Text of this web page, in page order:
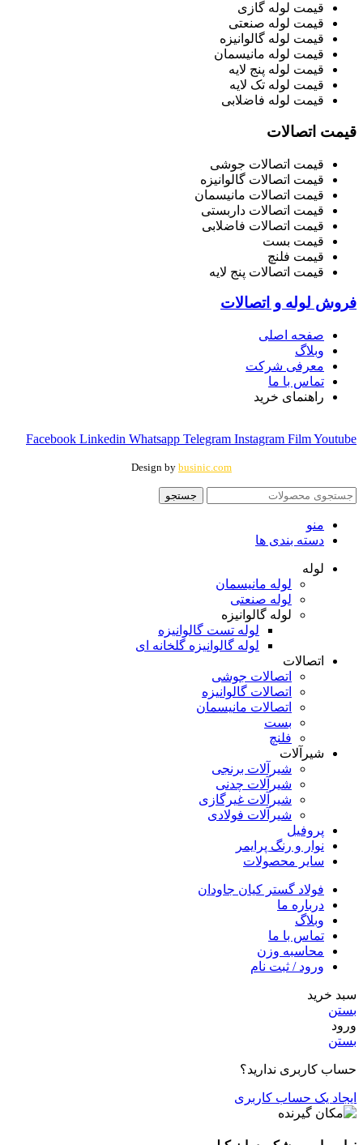
قیمت لوله گازی
قیمت لوله صنعتی
قیمت لوله گالوانیزه
قیمت لوله مانیسمان
قیمت لوله پنج لایه
قیمت لوله تک لایه
قیمت لوله فاضلابی
قیمت اتصالات
قیمت اتصالات جوشی
قیمت اتصالات گالوانیزه
قیمت اتصالات مانیسمان
قیمت اتصالات داربستی
قیمت اتصالات فاضلابی
قیمت بست
قیمت فلنچ
قیمت اتصالات پنج لایه
فروش لوله و اتصالات
صفحه اصلی
وبلاگ
معرفی شرکت
تماس با ما
راهنمای خرید
Facebook Linkedin Whatsapp Telegram Instagram FilmYoutube
Design by businic.com
جستجو
منو
دسته بندی ها
لوله
لوله مانیسمان
لوله صنعتی
لوله گالوانیزه
لوله تست گالوانیزه
لوله گالوانیزه گلخانه ای
اتصالات
اتصالات جوشی
اتصالات گالوانیزه
اتصالات مانیسمان
بست
فلنچ
شیرآلات
شیرآلات برنجی
شیرآلات چدنی
شیرآلات غیرگازی
شیرآلات فولادی
پروفیل
نوار و رنگ پرایمر
سایر محصولات
فولاد گستر کیان جاودان
درباره ما
وبلاگ
تماس با ما
محاسبه وزن
ورود / ثبت نام
سبد خرید
بستن
ورود
بستن
حساب کاربری ندارید؟
ایجاد یک حساب کاربری